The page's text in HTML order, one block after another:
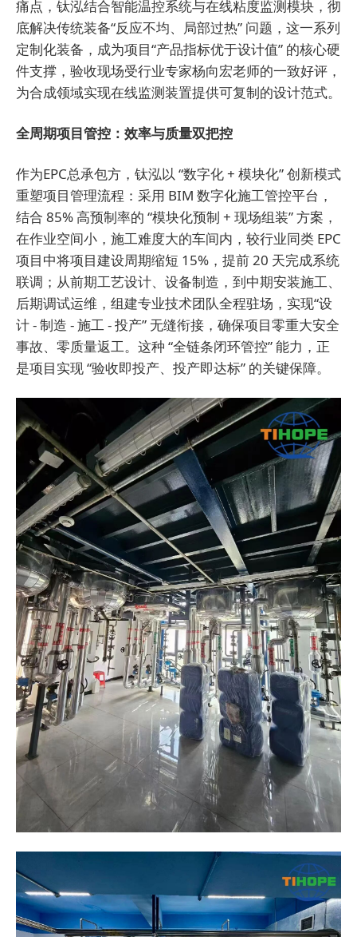
痛点，钛泓结合智能温控系统与在线粘度监测模块，彻
底解决传统装备“反应不均、局部过热” 问题，这一系列
定制化装备，成为项目“产品指标优于设计值” 的核心硬
件支撑，验收现场受行业专家杨向宏老师的一致好评，
为合成领域实现在线监测装置提供可复制的设计范式。
全周期项目管控：效率与质量双把控
作为EPC总承包方，钛泓以 “数字化 + 模块化” 创新模式
重塑项目管理流程：采用 BIM 数字化施工管控平台，
结合 85% 高预制率的 “模块化预制 + 现场组装” 方案，
在作业空间小，施工难度大的车间内，较行业同类 EPC
项目中将项目建设周期缩短 15%，提前 20 天完成系统
联调；从前期工艺设计、设备制造，到中期安装施工、
后期调试运维，组建专业技术团队全程驻场，实现“设
计 - 制造 - 施工 - 投产” 无缝衔接，确保项目零重大安全
事故、零质量返工。这种 “全链条闭环管控” 能力，正
是项目实现 “验收即投产、投产即达标” 的关键保障。